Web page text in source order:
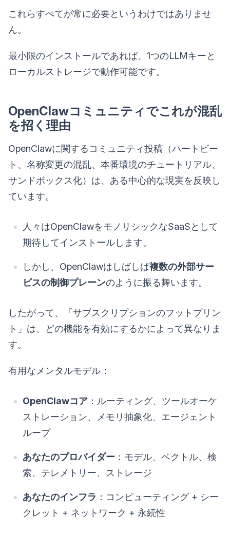
これらすべてが常に必要というわけではありませ
ん。
最小限のインストールであれば、1つのLLMキーと
ローカルストレージで動作可能です。
OpenClawコミュニティでこれが混乱
を招く理由
OpenClawに関するコミュニティ投稿（ハートビー
ト、名称変更の混乱、本番環境のチュートリアル、
サンドボックス化）は、ある中心的な現実を反映し
ています。
人々はOpenClawをモノリシックなSaaSとして
期待してインストールします。
しかし、OpenClawはしばしば複数の外部サー
ビスの制御プレーンのように振る舞います。
したがって、「サブスクリプションのフットプリン
ト」は、どの機能を有効にするかによって異なりま
す。
有用なメンタルモデル：
OpenClawコア ：ルーティング、ツールオーケ
ストレーション、メモリ抽象化、エージェント
ループ
あなたのプロバイダー ：モデル、ベクトル、検
索、テレメトリー、ストレージ
あなたのインフラ ：コンピューティング + シー
クレット + ネットワーク + 永続性